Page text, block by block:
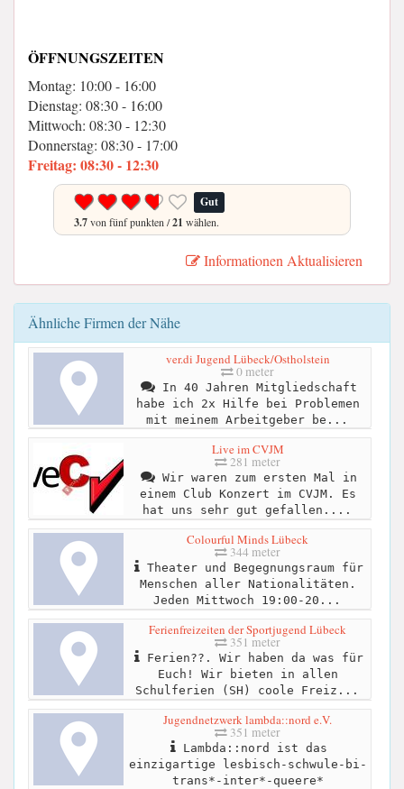
ÖFFNUNGSZEITEN
Montag: 10:00 - 16:00
Dienstag: 08:30 - 16:00
Mittwoch: 08:30 - 12:30
Donnerstag: 08:30 - 17:00
Freitag: 08:30 - 12:30
Gut
3.7von fünf punkten /21 wählen.
Informationen Aktualisieren
Ähnliche Firmen der Nähe
ver.di Jugend Lübeck/Ostholstein
0 meter
In 40 Jahren Mitgliedschaft
habe ich 2x Hilfe bei Problemen
mit meinem Arbeitgeber be...
Live im CVJM
281 meter
Wir waren zum ersten Mal in
einem Club Konzert im CVJM. Es
hat uns sehr gut gefallen....
Colourful Minds Lübeck
344 meter
Theater und Begegnungsraum für
Menschen aller Nationalitäten.
Jeden Mittwoch 19:00-20...
Ferienfreizeiten der Sportjugend Lübeck
351 meter
Ferien??. Wir haben da was für
Euch! Wir bieten in allen
Schulferien (SH) coole Freiz...
Jugendnetzwerk lambda::nord e.V.
351 meter
Lambda::nord ist das
einzigartige lesbisch-schwule-bi-
trans*-inter*-queere*